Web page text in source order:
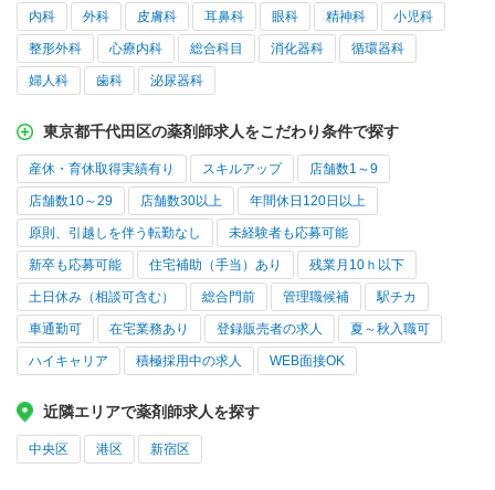
内科 外科 皮膚科 耳鼻科 眼科 精神科 小児科
整形外科 心療内科 総合科目 消化器科 循環器科
婦人科 歯科 泌尿器科
東京都千代田区の薬剤師求人をこだわり条件で探す
産休・育休取得実績有り スキルアップ 店舗数1～9
店舗数10～29 店舗数30以上 年間休日120日以上
原則、引越しを伴う転勤なし 未経験者も応募可能
新卒も応募可能 住宅補助（手当）あり 残業月10ｈ以下
土日休み（相談可含む） 総合門前 管理職候補 駅チカ
車通勤可 在宅業務あり 登録販売者の求人 夏～秋入職可
ハイキャリア 積極採用中の求人 WEB面接OK
近隣エリアで薬剤師求人を探す
中央区 港区 新宿区